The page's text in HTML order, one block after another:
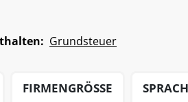
Grundsteuer
FIRMENGRÖSSE